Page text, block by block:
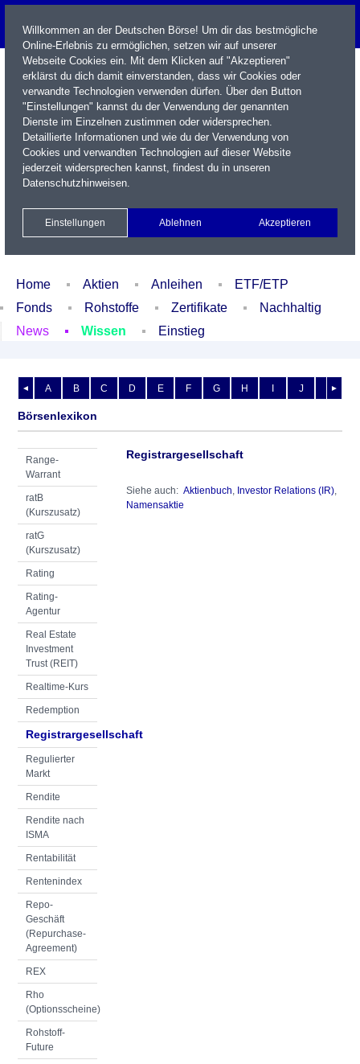
Name / WKN / ISIN / Kürzel
Xetra Realtime
Watchlist Portfolio Login
Home Aktien Anleihen
ETF/ETP
Fonds
Rohstoffe Zertifikate
Nachhaltig
News
Wissen Einstieg
◄ ►
A B C D E F G H I J K
Börsenlexikon
Range-
Warrant
ratB
(Kurszusatz)
ratG
(Kurszusatz)
Rating
Rating-
Agentur
Real Estate
Investment
Trust (REIT)
Realtime-Kurs
Redemption
Registrargesellschaft
Regulierter
Markt
Rendite
Rendite nach
ISMA
Rentabilität
Rentenindex
Repo-
Geschäft
(Repurchase-
Agreement)
REX
Rho
(Optionsscheine)
Rohstoff-
Future
Registrargesellschaft
Siehe auch: Aktienbuch, Investor Relations (IR),
Namensaktie
Willkommen an der Deutschen Börse! Um dir das bestmögliche
Online-Erlebnis zu ermöglichen, setzen wir auf unserer
Webseite Cookies ein. Mit dem Klicken auf "Akzeptieren"
erklärst du dich damit einverstanden, dass wir Cookies oder
verwandte Technologien verwenden dürfen. Über den Button
"Einstellungen" kannst du der Verwendung der genannten
Dienste im Einzelnen zustimmen oder widersprechen.
Detaillierte Informationen und wie du der Verwendung von
Cookies und verwandten Technologien auf dieser Website
jederzeit widersprechen kannst, findest du in unseren
Datenschutzhinweisen.
Einstellungen Ablehnen Akzeptieren